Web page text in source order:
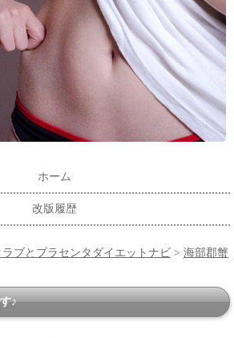
ホーム
改版履歴
ブとプラセンタダイエットナビ > 海部郡蟹
♪